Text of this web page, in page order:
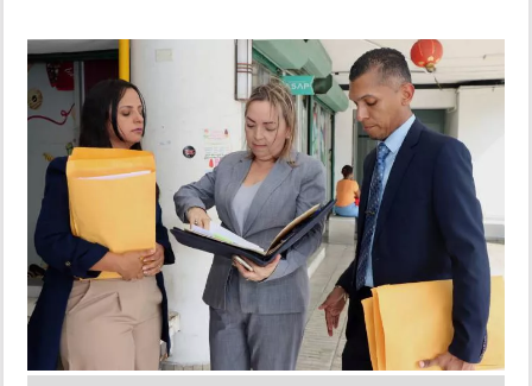
DEPORTES
MUNDO
INSÓLITAS
MULTIMEDIA
IMPRESO